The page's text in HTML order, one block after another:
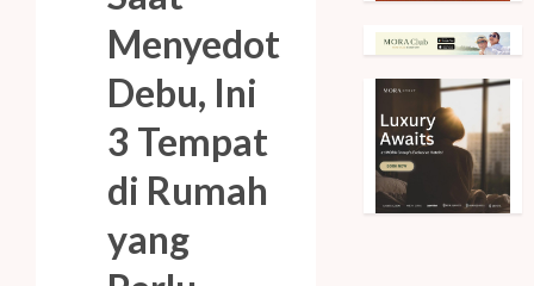
Menyedot
Debu, Ini
3 Tempat
di Rumah
yang